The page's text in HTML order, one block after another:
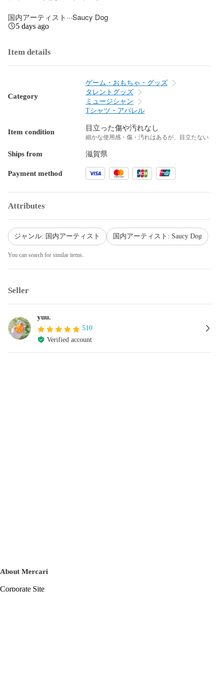
国内アーティスト···Saucy Dog
5 days ago
Item details
Category
ゲーム・おもちゃ・グッズ
タレントグッズ
ミュージシャン
Tシャツ・アパレル
Item condition 目立った傷や汚れなし
細かな使用感・傷・汚れはあるが、目立たない
Ships from 滋賀県
Payment method
Attributes
ジャンル: 国内アーティスト 国内アーティスト: Saucy Dog
You can search for similar items.
Seller
yuu.
510
Verified account
About Mercari
Corporate Site